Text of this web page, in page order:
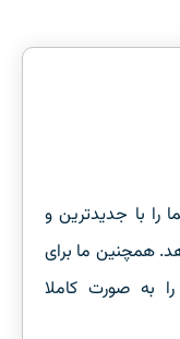
را با جدیدترین و
همچنین ما برای
را به صورت کاملا